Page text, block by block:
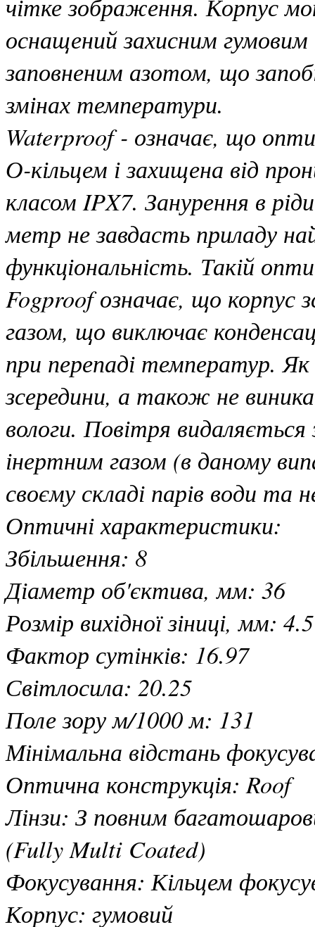
оснащений захисним
заповненим азотом, що
змінах температури.
Waterproof - означає, що
О-кільцем і захищена від
класом IPX7. Занурення в
метр не завдасть приладу
функціональність. Такій
Fogproof означає, що корпус
газом, що виключає
при перепаді температур. Як
зсередини, а також не
вологи. Повітря
інертним газом (в даному
своєму складі парів води та
Оптичні характеристики:
Збільшення: 8
Діаметр об'єктива, мм: 36
Розмір вихідної зіниці, мм: 4.5
Фактор сутінків: 16.97
Світлосила: 20.25
Поле зору м/1000 м: 131
Мінімальна відстань
Оптична конструкція: Roof
Лінзи: З повним
(Fully Multi Coated)
Фокусування: Кільцем
Корпус: гумовий